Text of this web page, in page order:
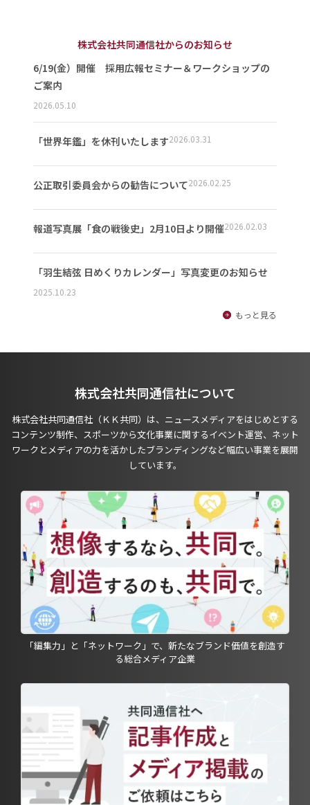
株式会社共同通信社からのお知らせ
6/19(金）開催 採用広報セミナー＆ワークショップの
ご案内
2026.05.10
「世界年鑑」を休刊いたします2026.03.31
公正取引委員会からの勧告について2026.02.25
報道写真展「食の戦後史」2月10日より開催2026.02.03
「羽生結弦 日めくりカレンダー」写真変更のお知らせ
2025.10.23
もっと見る
株式会社共同通信社について
株式会社共同通信社（ＫＫ共同）は、ニュースメディアをはじめとする
コンテンツ制作、スポーツから文化事業に関するイベント運営、ネット
ワークとメディアの力を活かしたブランディングなど幅広い事業を展開
しています。
「編集力」と「ネットワーク」で、新たなブランド価値を創造す
る総合メディア企業